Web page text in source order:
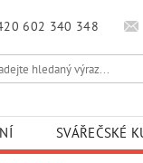
602 340 348‎‎
SVÁŘEČSKÉ